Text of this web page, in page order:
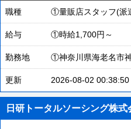
職種 ①量販店スタッフ(派
給与 ①時給1,700円～
勤務地 ①神奈川県海老名市
更新 2026-08-02 00:38:50